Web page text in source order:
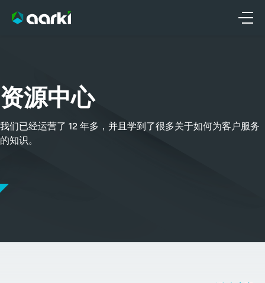
资源中心
我们已经运营了 12 年多，并且学到了很多关于如何为客户服务
的知识。